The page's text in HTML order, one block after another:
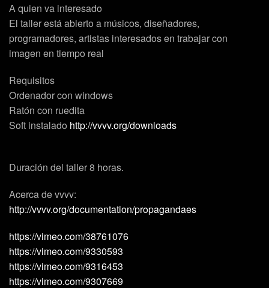
A quien va interesado
El taller está abierto a músicos, diseñadores,
programadores, artistas interesados en trabajar con
imagen en tiempo real
Requisitos
Ordenador con windows
Ratón con ruedita
Soft instalado http://vvvv.org/downloads
Duración del taller 8 horas.
Acerca de vvvv:
http://vvvv.org/documentation/propagandaes
https://vimeo.com/38761076
https://vimeo.com/9330593
https://vimeo.com/9316453
https://vimeo.com/9307669